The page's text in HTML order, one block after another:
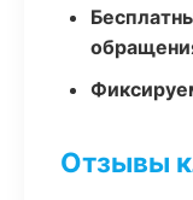
Отзывы